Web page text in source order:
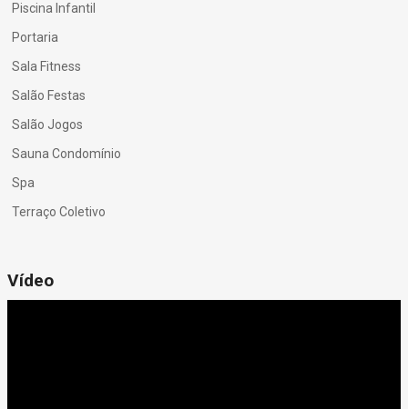
Piscina Infantil
Portaria
Sala Fitness
Salão Festas
Salão Jogos
Sauna Condomínio
Spa
Terraço Coletivo
Vídeo